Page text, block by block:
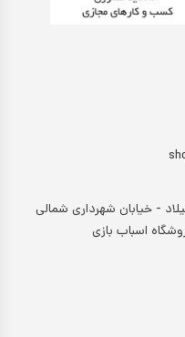
- خیابان شهرداری شمالی
اسباب بازی